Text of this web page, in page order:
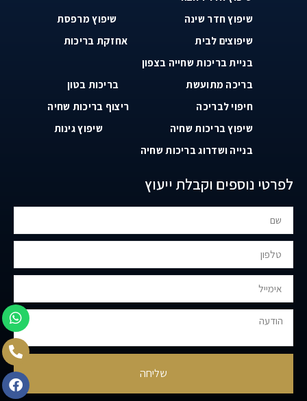
שיפוץ חדר שינה
שיפוץ מרפסת
שיפוצים לבית
אחזקת בריכות
בניית בריכות שחייה בצפון
בריכה מתועשת
בריכות בטון
חיפוי לבריכה
ריצוף בריכות שחיה
שיפוץ בריכות שחיה
שיפוץ גינות
בנייה ושדרוג בריכות שחיה
לפרטי נוספים וקבלת ייעוץ
שליחה